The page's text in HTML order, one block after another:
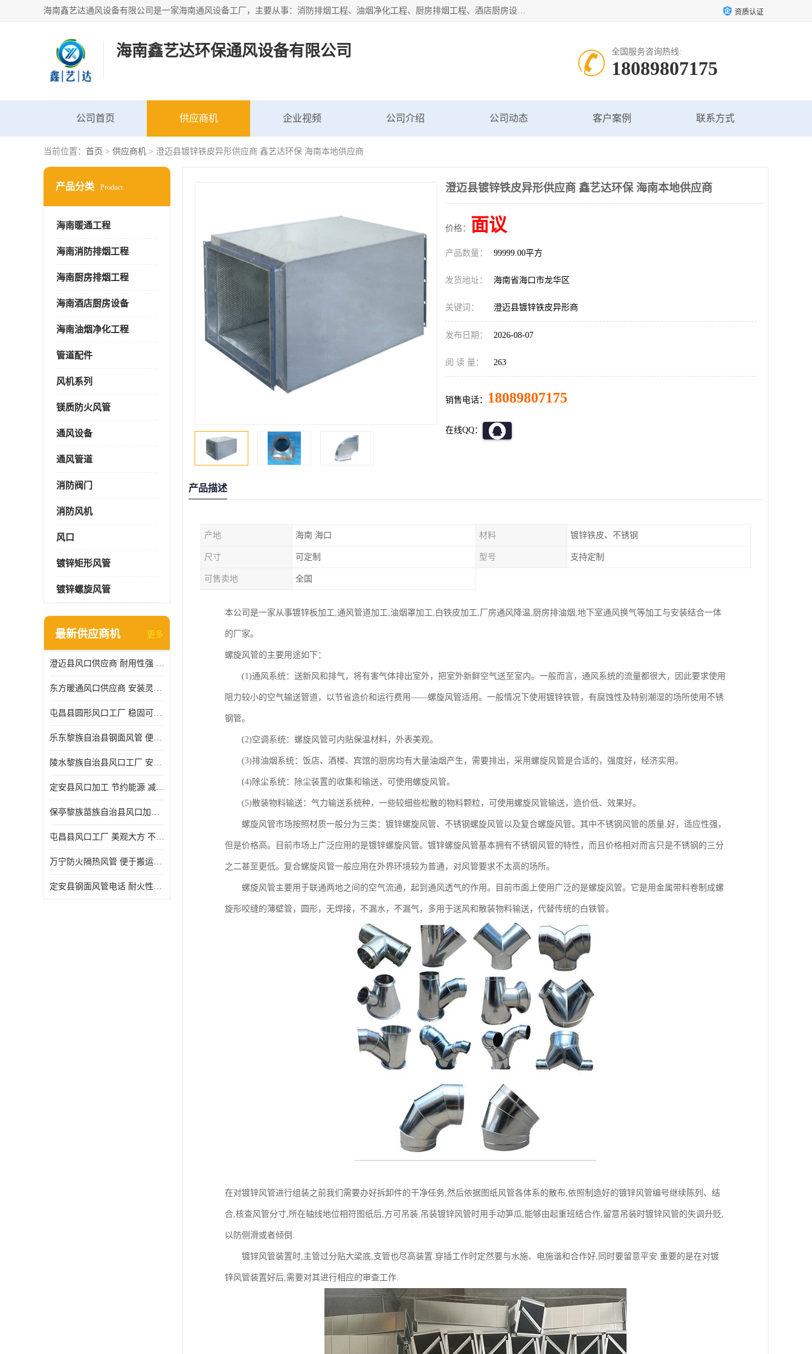
海南鑫艺达通风设备有限公司是一家海南通风设备工厂，主要从事：消防排烟工程、油烟净化工程、厨房排烟工程、酒店厨房设备、新风排风系统、镀锌铁皮管道加工、暖通工程、通风管道安装、消防火阀百叶风口等业务。公司拥有管道及配件一体化工厂生产线，良好的售后服务，良好的设计团队，良好的施工团队、良好管理人员，掌握畅通丰富的信息、市场渠道。 资质认证
海南鑫艺达环保通风设备有限公司 全国服务咨询热线:
18089807175
公司首页 供应商机 企业视频 公司介绍 公司动态 客户案例 联系方式
当前位置： 首页 > 供应商机 > 澄迈县镀锌铁皮异形供应商 鑫艺达环保 海南本地供应商
产品分类 Product
海南暖通工程
海南消防排烟工程
海南厨房排烟工程
海南酒店厨房设备
海南油烟净化工程
管道配件
风机系列
镁质防火风管
通风设备
通风管道
消防阀门
消防风机
风口
镀锌矩形风管
镀锌螺旋风管
最新供应商机 更多
澄迈县风口供应商 耐用性强 能够减少能源消耗
东方暖通风口供应商 安装灵活 调节功能强
屯昌县圆形风口工厂 稳固可靠 方便清洁和维修
乐东黎族自治县钢面风管 便于搬运和安装 能够抵抗高温和火灾
陵水黎族自治县风口工厂 安装简便 安装也相对容易
定安县风口加工 节约能源 减少能量损失
保亭黎族苗族自治县风口加工 减少能耗 以适应不同的需求
屯昌县风口工厂 美观大方 不仅具有实用功能
万宁防火隔热风管 便于搬运和安装 良好的导热性能
定安县钢面风管电话 耐火性能好 能够抵抗高温和火灾
澄迈县镀锌铁皮异形供应商 鑫艺达环保 海南本地供应商
价格： 面议
产品数量： 99999.00平方
发货地址： 海南省海口市龙华区
关键词： 澄迈县镀锌铁皮异形商
发布日期： 2026-08-07
阅 读 量： 263
销售电话： 18089807175
在线QQ：
产品描述
产地 海南 海口 材料 镀锌铁皮、不锈钢
尺寸 可定制 型号 支持定制
可售卖地 全国
本公司是一家从事镀锌板加工,通风管道加工,油烟罩加工,白铁皮加工,厂房通风降温,厨房排油烟,地下室通风换气等加工与安装结合一体
的厂家。
螺旋风管的主要用途如下：
(1)通风系统：送新风和排气，将有害气体排出室外，把室外新鲜空气送至室内。一般而言，通风系统的流量都很大，因此要求使用
阻力较小的空气输送管道，以节省造价和运行费用——螺旋风管适用。一般情况下使用镀锌铁管，有腐蚀性及特别潮湿的场所使用不锈
钢管。
(2)空调系统：螺旋风管可内贴保温材料，外表美观。
(3)排油烟系统：饭店、酒楼、宾馆的厨房均有大量油烟产生，需要排出，采用螺旋风管是合适的，强度好，经济实用。
(4)除尘系统：除尘装置的收集和输送，可使用螺旋风管。
(5)散装物料输送：气力输送系统种，一些较细些松散的物料颗粒，可使用螺旋风管输送，造价低、效果好。
螺旋风管市场按照材质一般分为三类：镀锌螺旋风管、不锈钢螺旋风管以及复合螺旋风管。其中不锈钢风管的质量.好，适应性强，
但是价格高。目前市场上广泛应用的是镀锌螺旋风管。镀锌螺旋风管基本拥有不锈钢风管的特性，而且价格相对而言只是不锈钢的三分
之二甚至更低。复合螺旋风管一般应用在外界环境较为普通，对风管要求不太高的场所。
螺旋风管主要用于联通两地之间的空气流通，起到通风透气的作用。目前市面上使用广泛的是螺旋风管。它是用金属带料卷制成螺
旋形咬缝的薄壁管，圆形，无焊接，不漏水，不漏气，多用于送风和散装物料输送，代替传统的白铁管。
在对镀锌风管进行组装之前我们需要办好拆卸件的干净任务,然后依据图纸风管各体系的散布,依照制造好的镀锌风管编号继续陈列、结
合,核查风管分寸,所在轴线地位相符图纸后,方可吊装.吊装镀锌风管时用手动笋瓜,能够由起重班结合作,留意吊装时镀锌风管的失调升贬,
以防侧滑或者倾倒.
镀锌风管装置时,主管过分贴大梁底,支管也尽高装置.穿插工作时定然要与水施、电施谐和合作好,同时要留意平安.重要的是在对镀
锌风管装置好后,需要对其进行相应的审查工作.